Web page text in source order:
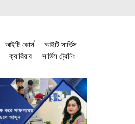
আইটি কোর্স
আইটি সার্ভিস
ক্যারিয়ার সার্ভিস ট্রেনিং